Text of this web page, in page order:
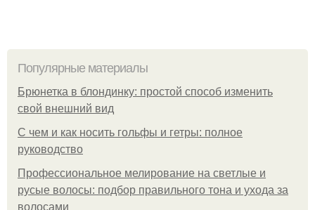
Популярные материалы
Брюнетка в блондинку: простой способ изменить
свой внешний вид
С чем и как носить гольфы и гетры: полное
руководство
Профессиональное мелирование на светлые и
русые волосы: подбор правильного тона и ухода за
волосами